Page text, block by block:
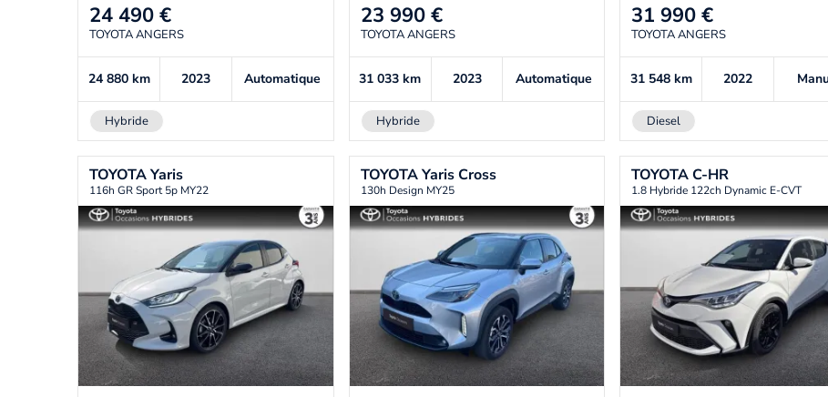
24 490 €
TOYOTA ANGERS
24 880 km 2023 Automatique
Hybride
23 990 €
TOYOTA ANGERS
31 033km 2023 Automatique
Hybride
31 990 €
TOYOTA ANGERS
31 548 km 2022
Diesel
TOYOTAYaris
116h GR Sport 5p MY22
TOYOTAYaris Cross
130h Design MY25
TOYOTAC-HR
1.8 Hybride 122ch Dynamic E-CVT